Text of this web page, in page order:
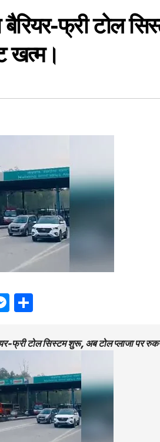
बैरियर-फ्री टोल
खत्म।
M
s
e
n
g
er
ar
फ्री टोल सिस्टम शुरू, अब टोल प्लाजा